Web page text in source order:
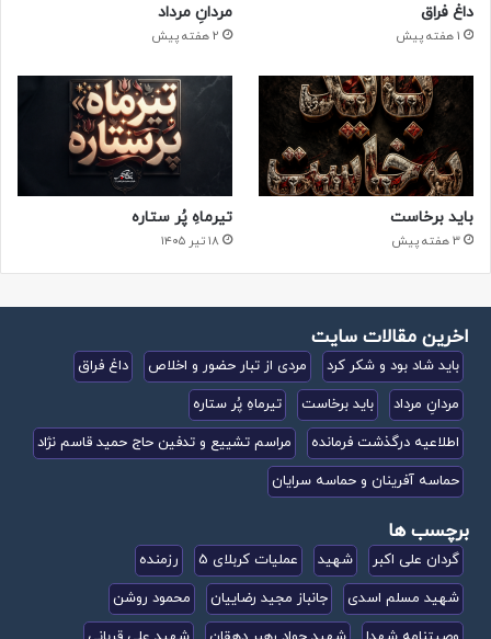
برای من از حوری نگو!
کمرم شکست!
هم‌محل و هم‎رزم
شهیدِ زرنگ
مشکل گشا
بالاخره یه روز میام پیشت
آقایِ گردان
آخیش…
تصاویر
داغ فراق
1 هفته پیش
مردانِ مرداد
2 هفته پیش
باید برخاست
3 هفته پیش
تیرماهِ پُر ستاره
۱۸ تیر ۱۴۰۵
اخرین مقالات سایت
باید شاد بود و شکر کرد مردی از تبار حضور و اخلاص
داغ فراق
مردانِ مرداد
باید برخاست
تیرماهِ پُر ستاره
اطلاعیه درگذشت فرمانده
مراسم تشییع و تدفین حاج حمید قاسم نژاد
حماسه آفرینان و حماسه سرایان
برچسب ها
گردان علی اکبر شهید عملیات کربلای 5
رزمنده
شهید مسلم اسدی
جانباز مجید رضاییان
محمود روشن